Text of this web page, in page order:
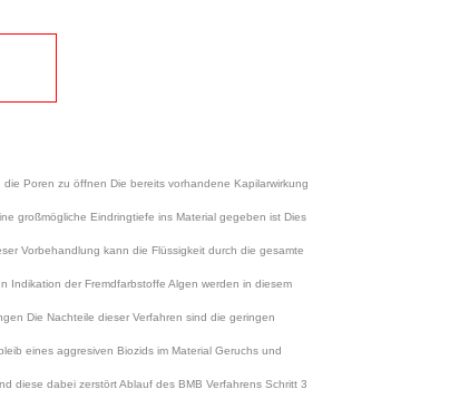
Poren zu öffnen Die bereits vorhandene Kapilarwirkung
großmögliche Eindringtiefe ins Material gegeben ist Dies
Vorbehandlung kann die Flüssigkeit durch die gesamte
Indikation der Fremdfarbstoffe Algen werden in diesem
Die Nachteile dieser Verfahren sind die geringen
eines aggresiven Biozids im Material Geruchs und
diese dabei zerstört Ablauf des BMB Verfahrens Schritt 3